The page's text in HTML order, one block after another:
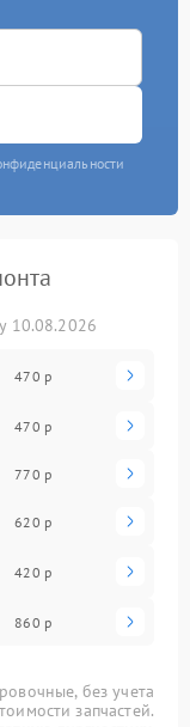
10.08.2026
470 р
470 р
770 р
620 р
420 р
860 р
без учета
запчастей.